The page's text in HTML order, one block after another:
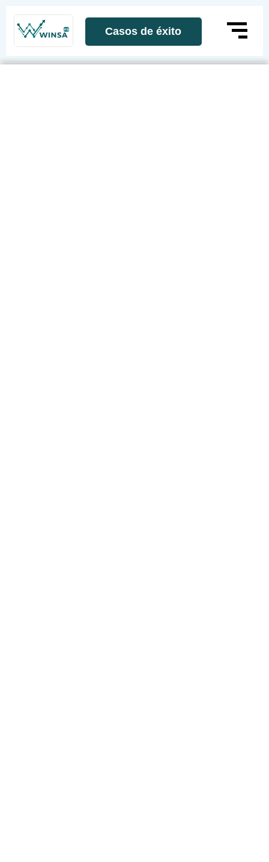
Casos de éxito